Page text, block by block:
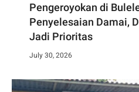
Pengeroyokan di
Penyelesaian Damai,
Jadi Prioritas
July 30, 2026